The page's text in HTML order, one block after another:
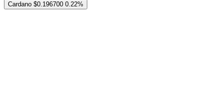
Cardano $0.196700 0.22%